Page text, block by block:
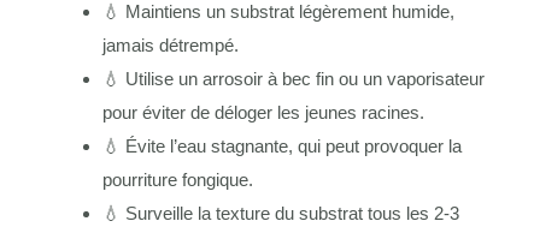
💧 Maintiens un substrat légèrement humide,
jamais détrempé.
💧 Utilise un arrosoir à bec fin ou un vaporisateur
pour éviter de déloger les jeunes racines.
💧 Évite l’eau stagnante, qui peut provoquer la
pourriture fongique.
💧 Surveille la texture du substrat tous les 2-3